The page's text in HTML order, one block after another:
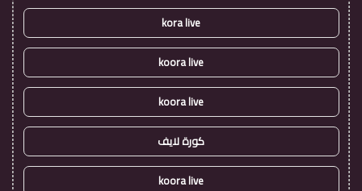
kora live
koora live
koora live
كورة لايف
koora live